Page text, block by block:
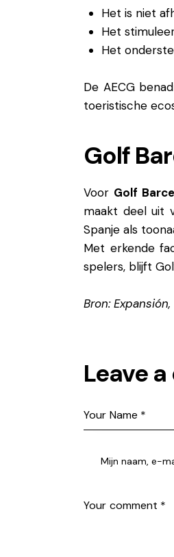
Het is niet
Het
Het
De AECG
toeristische
Golf
Voor Golf
maakt deel uit
Spanje als
Met erkende
spelers, blijft
Bron:
Leave
Mijn naam, e-